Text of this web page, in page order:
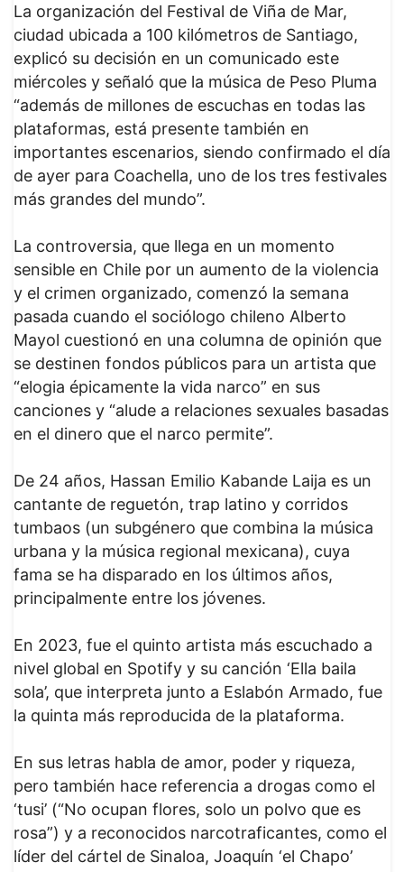
La organización del Festival de Viña de Mar,
ciudad ubicada a 100 kilómetros de Santiago,
explicó su decisión en un comunicado este
miércoles y señaló que la música de Peso Pluma
“además de millones de escuchas en todas las
plataformas, está presente también en
importantes escenarios, siendo confirmado el día
de ayer para Coachella, uno de los tres festivales
más grandes del mundo”.
La controversia, que llega en un momento
sensible en Chile por un aumento de la violencia
y el crimen organizado, comenzó la semana
pasada cuando el sociólogo chileno Alberto
Mayol cuestionó en una columna de opinión que
se destinen fondos públicos para un artista que
“elogia épicamente la vida narco” en sus
canciones y “alude a relaciones sexuales basadas
en el dinero que el narco permite”.
De 24 años, Hassan Emilio Kabande Laija es un
cantante de reguetón, trap latino y corridos
tumbaos (un subgénero que combina la música
urbana y la música regional mexicana), cuya
fama se ha disparado en los últimos años,
principalmente entre los jóvenes.
En 2023, fue el quinto artista más escuchado a
nivel global en Spotify y su canción ‘Ella baila
sola’, que interpreta junto a Eslabón Armado, fue
la quinta más reproducida de la plataforma.
En sus letras habla de amor, poder y riqueza,
pero también hace referencia a drogas como el
‘tusi’ (“No ocupan flores, solo un polvo que es
rosa”) y a reconocidos narcotraficantes, como el
líder del cártel de Sinaloa, Joaquín ‘el Chapo’